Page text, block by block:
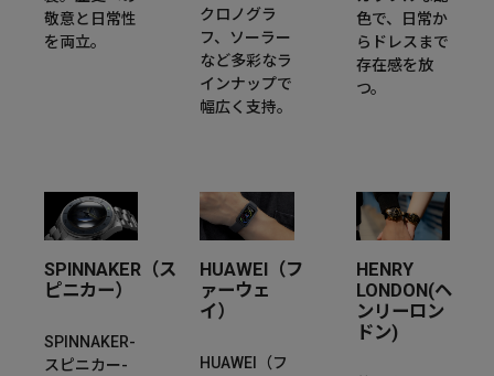
敬意と日常性
を両立。
クロノグラ
フ、ソーラー
など多彩なラ
インナップで
幅広く支持。
色で、日常か
らドレスまで
存在感を放
つ。
SPINNAKER（ス
ピニカー）
SPINNAKER-
スピニカー-
HUAWEI（フ
ァーウェ
イ）
HUAWEI（フ
HENRY
LONDON(ヘ
ンリーロン
ドン)